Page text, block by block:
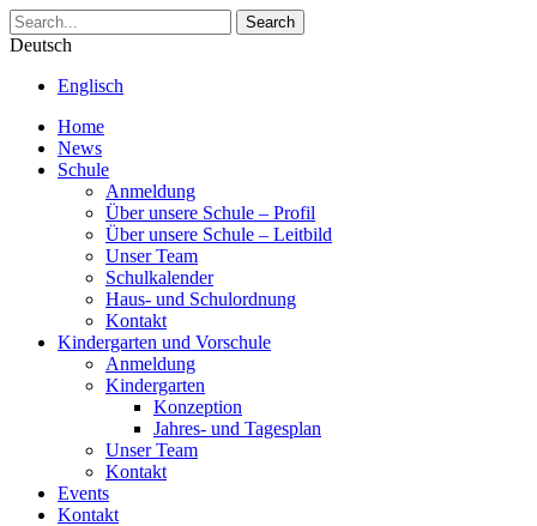
Search
Deutsch
Englisch
Home
News
Schule
Anmeldung
Über unsere Schule – Profil
Über unsere Schule – Leitbild
Unser Team
Schulkalender
Haus- und Schulordnung
Kontakt
Kindergarten und Vorschule
Anmeldung
Kindergarten
Konzeption
Jahres- und Tagesplan
Unser Team
Kontakt
Events
Kontakt